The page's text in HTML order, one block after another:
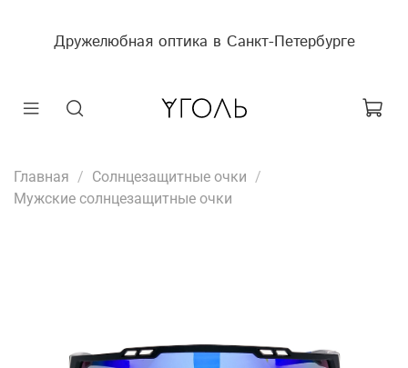
Дружелюбная оптика в Санкт-Петербурге
Главная
Солнцезащитные очки
Мужские солнцезащитные очки